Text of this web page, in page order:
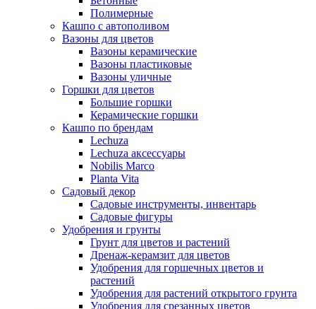
Полимерные
Кашпо с автополивом
Вазоны для цветов
Вазоны керамические
Вазоны пластиковые
Вазоны уличные
Горшки для цветов
Большие горшки
Керамические горшки
Кашпо по брендам
Lechuza
Lechuza аксессуары
Nobilis Marco
Planta Vita
Садовый декор
Садовые инструменты, инвентарь
Садовые фигуры
Удобрения и грунты
Грунт для цветов и растений
Дренаж-керамзит для цветов
Удобрения для горшечных цветов и
растений
Удобрения для растений открытого грунта
Удобрения для срезанных цветов